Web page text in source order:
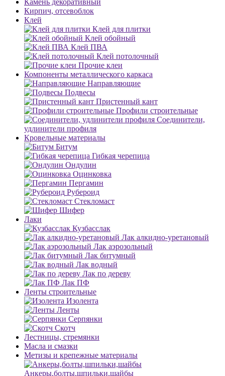
Камень декоративный
Кирпич, отсевоблок
Клей
Клей для плитки
Клей обойный
Клей ПВА
Клей потолочный
Прочие клеи
Компоненты металлического каркаса
Направляющие
Подвесы
Пристенный кант
Профили строительные
Соединители,
удлинители профиля
Кровельные материалы
Битум
Гибкая черепица
Ондулин
Оцинковка
Пергамин
Рубероид
Стекломаст
Шифер
Лаки
Кузбасслак
Лак алкидно-уретановый
Лак аэрозольный
Лак битумный
Лак водный
Лак по дереву
Лак ПФ
Ленты строительные
Изолента
Ленты
Серпянки
Скотч
Лестницы, стремянки
Масла и смазки
Метизы и крепежные материалы
Анкеры,болты,шпильки,шайбы